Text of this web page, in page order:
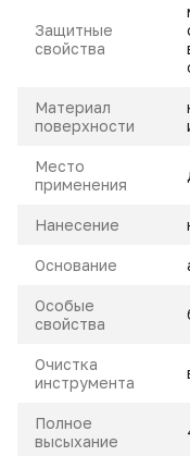
Защитные
свойства
Материал
поверхности
Место
применения
Нанесение
Основание
Особые
свойства
Очистка
инструмента
Полное
высыхание